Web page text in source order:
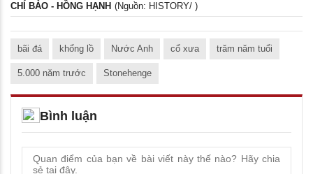
CHÍ BẢO - HỒNG HẠNH (Nguồn: HISTORY/ )
bãi đá khổng lồ Nước Anh cổ xưa trăm năm tuổi
5.000 năm trước Stonehenge
Bình luận